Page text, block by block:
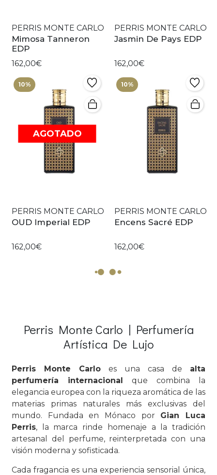
PERRIS MONTE CARLO
Mimosa Tanneron
EDP
162,00€
PERRIS MONTE CARLO
Jasmin De Pays EDP
162,00€
10%
AGOTADO
PERRIS MONTE CARLO
OUD Imperial EDP
162,00€
10%
PERRIS MONTE CARLO
Encens Sacré EDP
162,00€
Perris Monte Carlo | Perfumería
Artística De Lujo
Perris Monte Carlo es una casa de alta
perfumería internacional que combina la
elegancia europea con la riqueza aromática de las
materias primas naturales más exclusivas del
mundo. Fundada en Mónaco por Gian Luca
Perris, la marca rinde homenaje a la tradición
artesanal del perfume, reinterpretada con una
visión moderna y sofisticada.
Cada fragancia es una experiencia sensorial única,